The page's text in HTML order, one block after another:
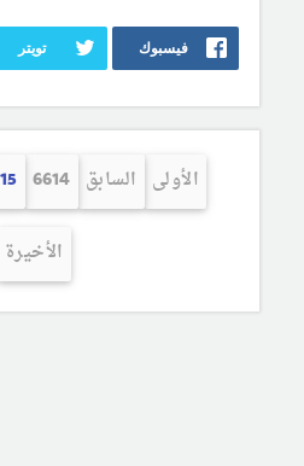
فيسبوك تويتر
الأولى السابق 6614
الأخيرة